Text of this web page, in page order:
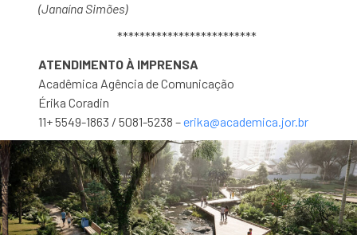
(Janaína Simões)
*************************
ATENDIMENTO À IMPRENSA
Acadêmica Agência de Comunicação
Érika Coradin
11+ 5549-1863 / 5081-5238 –erika@academica.jor.br